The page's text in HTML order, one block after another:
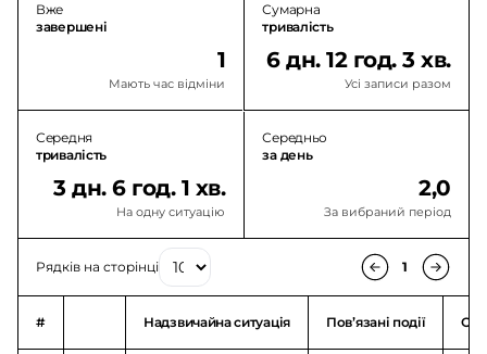
Вже
завершені
1
Мають час відміни
Сумарна
тривалість
6 дн. 12 год. 3 хв.
Усі записи разом
Середня
тривалість
3 дн. 6 год. 1 хв.
На одну ситуацію
Середньо
за день
2,0
За вибраний період
Рядків на сторінці 1
# Надзвичайна ситуація Повʼязані події